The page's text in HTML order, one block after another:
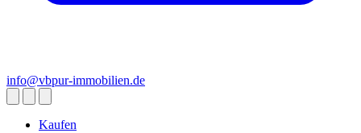
info@vbpur-immobilien.de
Kaufen